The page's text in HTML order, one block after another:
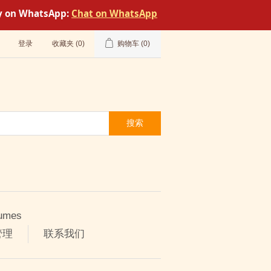
WhatsApp: Chat on WhatsApp
登录 收藏夹 (0) 购物车 (0)
搜索
理
联系我们